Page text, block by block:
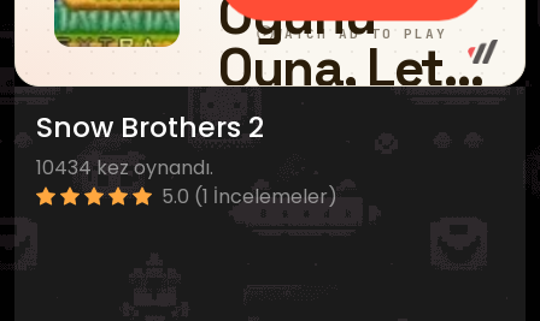
Snow Brothers 2
10434 kez oynandı.
5.0 (1 İncelemeler)